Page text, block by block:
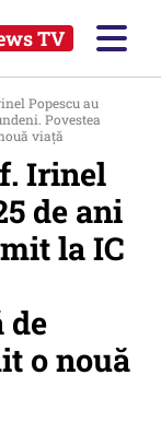
TV
Popescu au
Povestea
viață
Irinel
de ani
la IC
de
o nouă